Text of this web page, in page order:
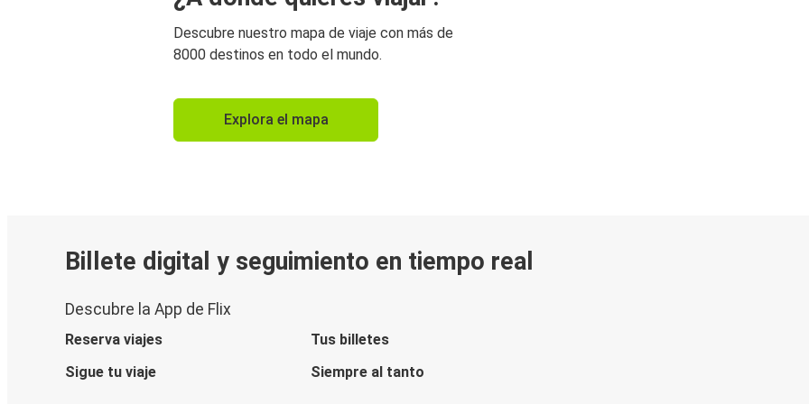
Descubre nuestro mapa de viaje con más de
8000 destinos en todo el mundo.
Explora el mapa
Billete digital y seguimiento en tiempo real
Descubre la App de Flix
Reserva viajes
Tus billetes
Sigue tu viaje
Siempre al tanto